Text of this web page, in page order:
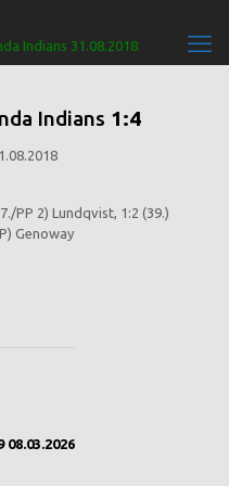
Indians 1:4
PP 2) Lundqvist, 1:2 (39.)
Genoway